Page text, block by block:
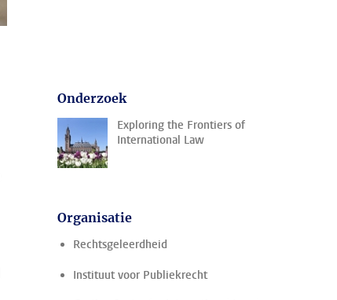
Onderzoek
Exploring the Frontiers of
International Law
Organisatie
Rechtsgeleerdheid
Instituut voor Publiekrecht